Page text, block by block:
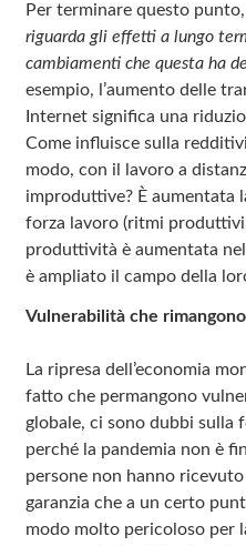
Per terminare questo punto,
riguarda gli effetti a lungo
cambiamenti che questa ha
esempio, l’aumento delle
Internet significa una
Come influisce sulla
modo, con il lavoro a
improduttive? È aumentata
forza lavoro (ritmi
produttività è aumentata
è ampliato il campo della
Vulnerabilità che rimangono
La ripresa dell’economia
fatto che permangono
globale, ci sono dubbi sulla
perché la pandemia non è
persone non hanno
garanzia che a un certo
modo molto pericoloso per